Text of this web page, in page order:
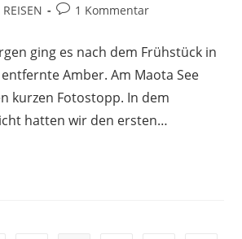
REISEN
Beitrags-
1 Kommentar
ging es nach dem Frühstück in
Amber. Am Maota See
kurzen Fotostopp. In dem
hatten wir den ersten…